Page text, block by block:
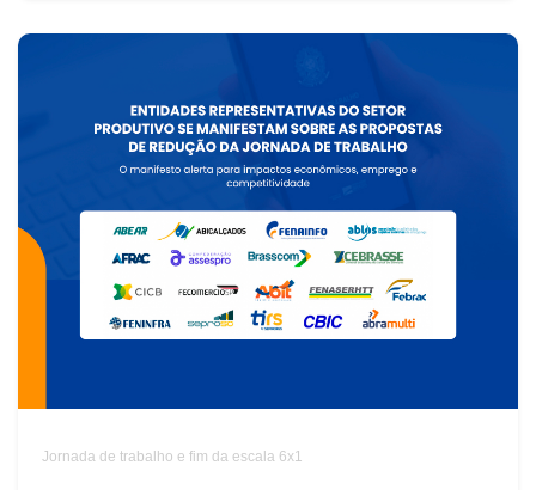
Jornada de trabalho e fim da escala 6x1